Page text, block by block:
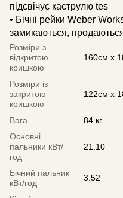
підсвічує каструлю tes
• Бічні рейки Weber
замикаються,
Розміри з
відкритою
кришкою
160см х
Розміри із
закритою
кришкою
122см х
Вага
84 кг
Основні
пальники кВт/
год
21.10
Бічний пальник
кВт/год
3.52